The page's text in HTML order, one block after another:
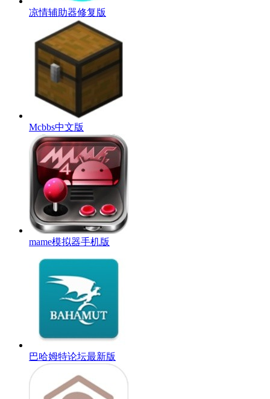
凉情辅助器修复版
Mcbbs中文版
mame模拟器手机版
巴哈姆特论坛最新版